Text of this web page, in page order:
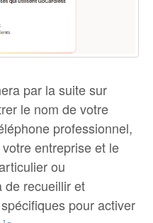
par la suite sur
le nom de votre
professionnel,
entreprise et le
ou
de recueillir et
pour activer